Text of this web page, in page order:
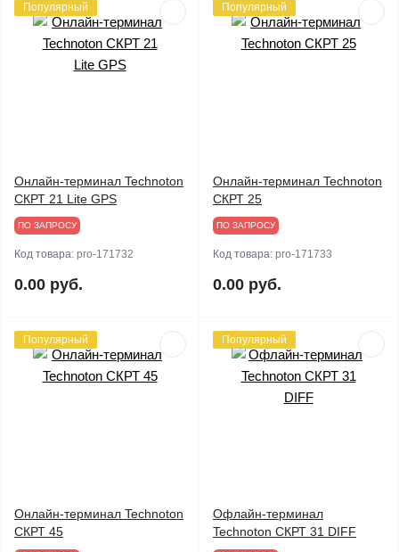
Популярный
Онлайн-терминал Technoton
СКРТ 21 Lite GPS
ПО ЗАПРОСУ
Код товара: pro-171732
0.00 руб.
Популярный
Онлайн-терминал Technoton
СКРТ 25
ПО ЗАПРОСУ
Код товара: pro-171733
0.00 руб.
Популярный
Онлайн-терминал Technoton
СКРТ 45
Популярный
Офлайн-терминал
Technoton СКРТ 31 DIFF